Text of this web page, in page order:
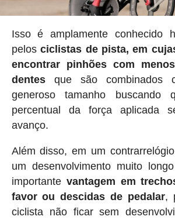
Isso é amplamente conhecido
pelosciclistas de pista, em
encontrar pinhões com
dentesque são combinados
generoso tamanho buscando
percentual da força aplicada
avanço.
Além disso, em um
um desenvolvimento muito
importante vantagem em
favor ou descidas de pedalar,
ciclista não ficar sem